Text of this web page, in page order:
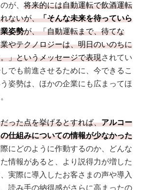
が、 将来的には自動運転で飲酒運転
ないが、「そんな未来を待っていら
姿勢が、「自動運転まで、待てな
やテクノロジーは、明日のいのちに
」というメッセージで表現されてい
でも前進させるために、今できるこ
姿勢は、ほかの企業にも広まってほ
った点を挙げるとすれば、アルコー
仕組みについての情報が少なかった
にどのように作動するのか、どんな
情報があると、より説得力が増した
実際に導入したお客さまの声や導入
読み手の納得感がさらに高まったの